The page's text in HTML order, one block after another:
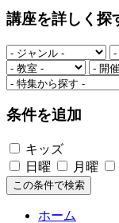
講座を詳しく探
条件を追加
キッズ
日曜
月曜
この条件で検索
ホーム